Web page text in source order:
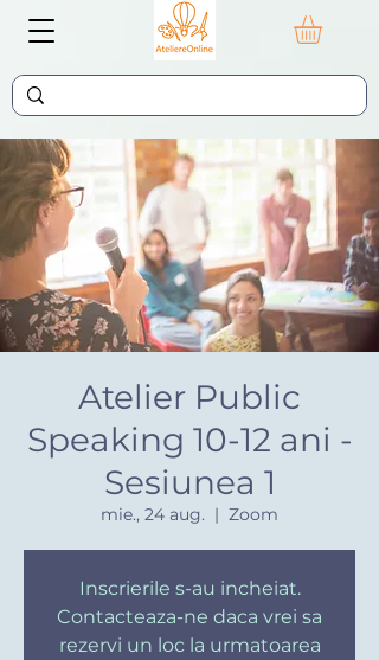
Atelier Public
Speaking 10-12 ani -
Sesiunea 1
mie., 24 aug.
  |
Zoom
Inscrierile s-au incheiat.
Contacteaza-ne daca vrei sa
rezervi un loc la urmatoarea